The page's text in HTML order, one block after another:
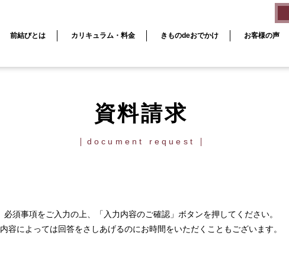
前結びとは カリキュラム・料金 きものdeおでかけ お客様の声
資料請求
document request
必須事項をご入力の上、「入力内容のご確認」ボタンを押してください。
内容によっては回答をさしあげるのにお時間をいただくこともございます。